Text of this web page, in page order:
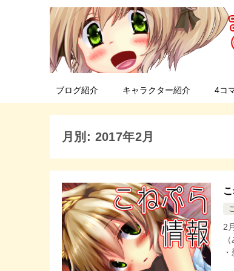
ブログ紹介 キャラクター紹介 4コ
月別: 2017年2月
2